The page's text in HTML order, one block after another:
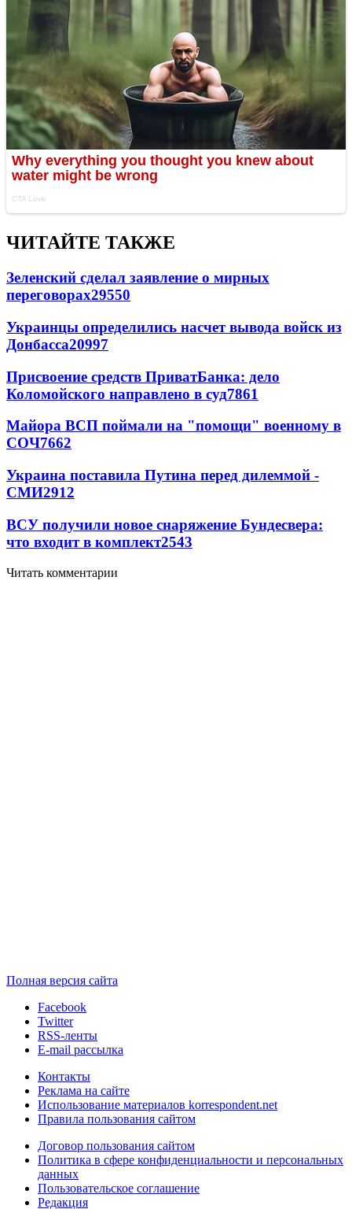
ЧИТАЙТЕ ТАКЖЕ
Зеленский сделал заявление о мирных
переговорах29550
Украинцы определились насчет вывода войск из
Донбасса20997
Присвоение средств ПриватБанка: дело
Коломойского направлено в суд7861
Майора ВСП поймали на "помощи" военному в
СОЧ7662
Украина поставила Путина перед дилеммой -
СМИ2912
ВСУ получили новое снаряжение Бундесвера:
что входит в комплект2543
Читать комментарии
Полная версия сайта
Facebook
Twitter
RSS-ленты
E-mail рассылка
Контакты
Реклама на сайте
Использование материалов korrespondent.net
Правила пользования сайтом
Договор пользования сайтом
Политика в сфере конфиденциальности и персональных
данных
Пользовательское соглашение
Редакция